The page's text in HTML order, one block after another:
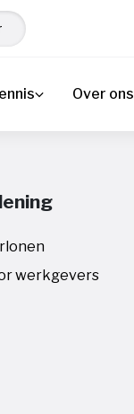
Over ons
werkgevers